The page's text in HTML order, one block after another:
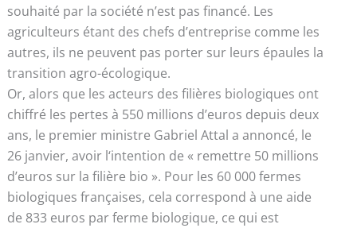
souhaité par la société n’est pas financé. Les
agriculteurs étant des chefs d’entreprise comme les
autres, ils ne peuvent pas porter sur leurs épaules la
transition agro-écologique.
Or, alors que les acteurs des filières biologiques ont
chiffré les pertes à 550 millions d’euros depuis deux
ans, le premier ministre Gabriel Attal a annoncé, le
26 janvier, avoir l‘intention de « remettre 50 millions
d’euros sur la filière bio ». Pour les 60 000 fermes
biologiques françaises, cela correspond à une aide
de 833 euros par ferme biologique, ce qui est